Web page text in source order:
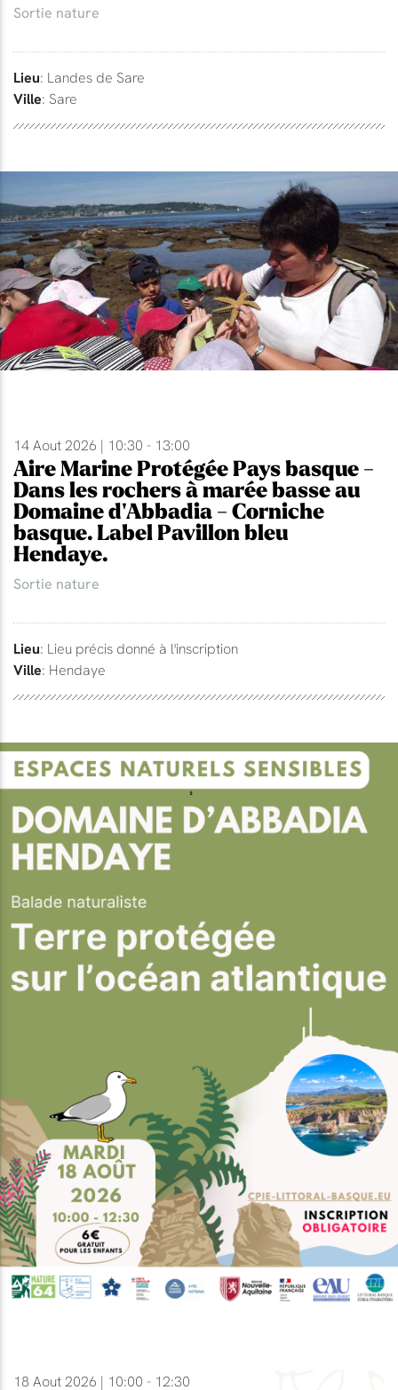
Sortie nature
Lieu: Landes de Sare
Ville: Sare
14 Aout 2026 | 10:30 - 13:00
Aire Marine Protégée Pays basque -
Dans les rochers à marée basse au
Domaine d'Abbadia - Corniche
basque. Label Pavillon bleu
Hendaye.
Sortie nature
Lieu: Lieu précis donné à l'inscription
Ville: Hendaye
18 Aout 2026 | 10:00 - 12:30